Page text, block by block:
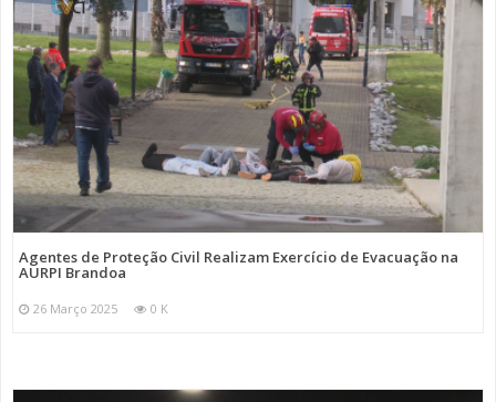
Agentes de Proteção Civil Realizam Exercício de Evacuação na
AURPI Brandoa
26 Março 2025 0 K